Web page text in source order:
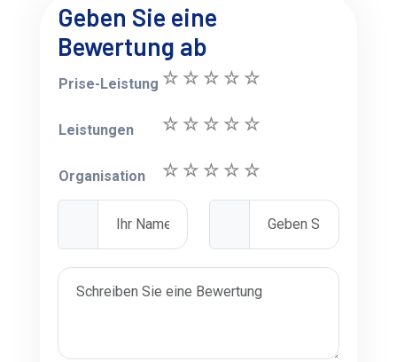
Geben Sie eine
Bewertung ab
Prise-Leistung
Leistungen
Organisation